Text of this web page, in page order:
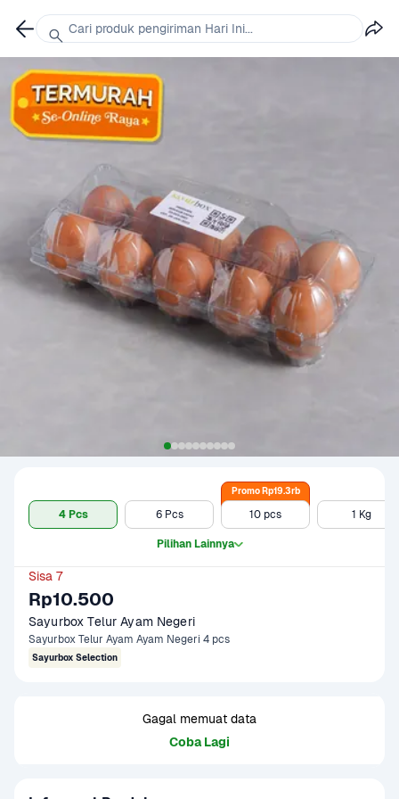
4 Pcs 6 Pcs 10 pcs
Promo Rp19.3rb
1 Kg
Pilihan Lainnya
Sisa 7
Rp10.500
Sayurbox Telur Ayam Negeri
Sayurbox Telur Ayam Ayam Negeri 4 pcs
Sayurbox Selection
Gagal memuat data
Coba Lagi
Cari produk pengiriman Hari Ini...